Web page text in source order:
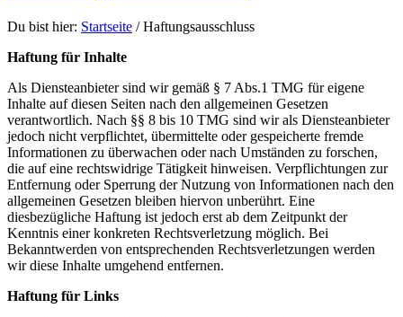
Du bist hier: Startseite / Haftungsausschluss
Haftung für Inhalte
Als Diensteanbieter sind wir gemäß § 7 Abs.1 TMG für eigene
Inhalte auf diesen Seiten nach den allgemeinen Gesetzen
verantwortlich. Nach §§ 8 bis 10 TMG sind wir als Diensteanbieter
jedoch nicht verpflichtet, übermittelte oder gespeicherte fremde
Informationen zu überwachen oder nach Umständen zu forschen,
die auf eine rechtswidrige Tätigkeit hinweisen. Verpflichtungen zur
Entfernung oder Sperrung der Nutzung von Informationen nach den
allgemeinen Gesetzen bleiben hiervon unberührt. Eine
diesbezügliche Haftung ist jedoch erst ab dem Zeitpunkt der
Kenntnis einer konkreten Rechtsverletzung möglich. Bei
Bekanntwerden von entsprechenden Rechtsverletzungen werden
wir diese Inhalte umgehend entfernen.
Haftung für Links